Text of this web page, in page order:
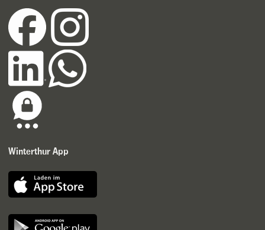
Winterthur App